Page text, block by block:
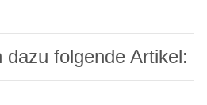
dazu folgende Artikel: